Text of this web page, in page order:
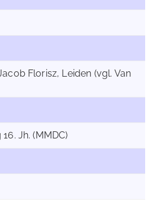
Florisz, Leiden (vgl. Van
Jh. (MMDC)